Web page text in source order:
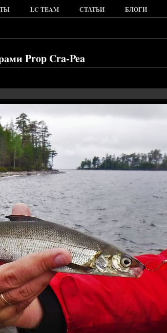
LC TEAM СТАТЬИ БЛОГИ
Prop Cra-Pea